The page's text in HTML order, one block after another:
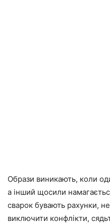
Образи виникають, коли
а інший щосили
сварок бувають рахунки,
виключити конфлікти,